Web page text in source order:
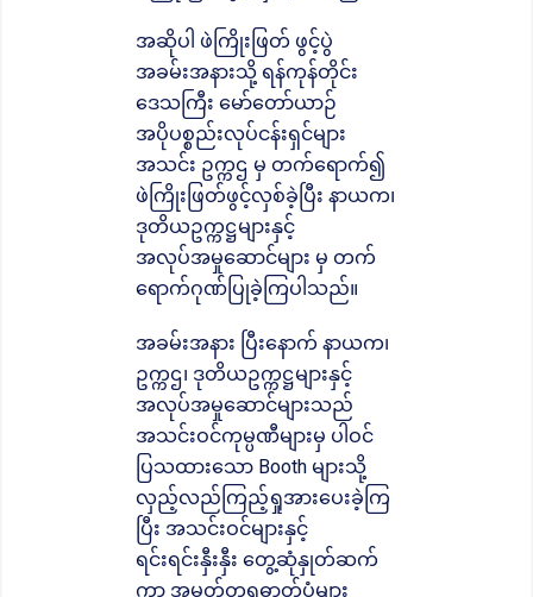
အဆိုပါ ဖဲကြိုးဖြတ် ဖွင့်ပွဲ
အခမ်းအနားသို့ ရန်ကုန်တိုင်း
ဒေသကြီး မော်တော်ယာဉ်
အပိုပစ္စည်းလုပ်ငန်းရှင်များ
အသင်း ဥက္ကဌ မှ တက်ရောက်၍
ဖဲကြိုးဖြတ်ဖွင့်လှစ်ခဲ့ပြီး နာယက၊
ဒုတိယဥက္ကဋ္ဌများနှင့်
အလုပ်အမှုဆောင်များ မှ တက်
ရောက်ဂုဏ်ပြုခဲ့ကြပါသည်။
အခမ်းအနား ပြီးနောက် နာယက၊
ဥက္ကဌ၊ ဒုတိယဥက္ကဋ္ဌများနှင့်
အလုပ်အမှုဆောင်များသည်
အသင်းဝင်ကုမ္ပဏီများမှ ပါဝင်
ပြသထားသော Booth များသို့
လှည့်လည်ကြည့်ရှုအားပေးခဲ့ကြ
ပြီး အသင်းဝင်များနှင့်
ရင်းရင်းနှီးနှီး တွေ့ဆုံနှုတ်ဆက်
ကာ အမှတ်တရဓာတ်ပုံများ